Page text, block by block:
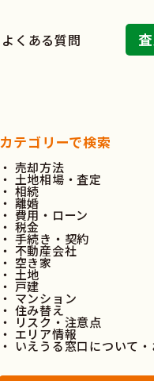
よくある質問
カテゴリーで検索
売却方法
土地相場・査定
相続
離婚
費用・ローン
税金
手続き・契約
不動産会社
空き家
土地
戸建
マンション
住み替え
リスク・注意点
エリア情報
いえうる窓口について